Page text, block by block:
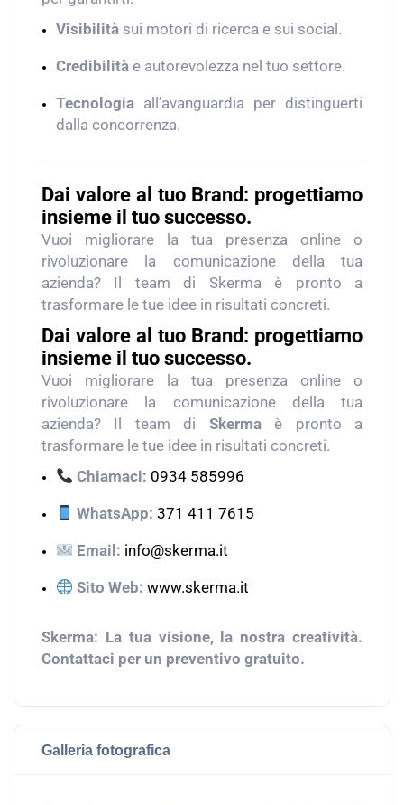
Visibilità sui motori di ricerca e sui social.
Credibilità e autorevolezza nel tuo settore.
Tecnologia all’avanguardia per distinguerti
dalla concorrenza.
Dai valore al tuo Brand: progettiamo
insieme il tuo successo.
Vuoi migliorare la tua presenza online o
rivoluzionare la comunicazione della tua
azienda? Il team di Skerma è pronto a
trasformare le tue idee in risultati concreti.
Dai valore al tuo Brand: progettiamo
insieme il tuo successo.
Vuoi migliorare la tua presenza online o
rivoluzionare la comunicazione della tua
azienda? Il team di Skermaè pronto a
trasformare le tue idee in risultati concreti.
Chiamaci: 0934 585996
WhatsApp: 371 411 7615
Email: info@skerma.it
Sito Web: www.skerma.it
Skerma: La tua visione, la nostra creatività.
Contattaci per un preventivo gratuito.
Galleria fotografica